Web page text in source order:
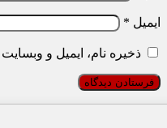
ایمیل *
ذخیره نام، ایمیل و